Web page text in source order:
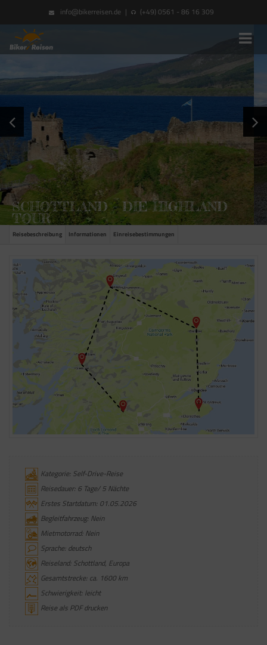
info@bikerreisen.de | (+49) 0561 - 86 16 309
SCHOTTLAND – DIE HIGHLAND
TOUR
Reisebeschreibung Informationen Einreisebestimmungen
Kategorie: Self-Drive-Reise
Reisedauer: 6 Tage/ 5 Nächte
Erstes Startdatum: 01.05.2026
Begleitfahrzeug: Nein
Mietmotorrad: Nein
Sprache: deutsch
Reiseland: Schottland, Europa
Gesamtstrecke: ca. 1600 km
Schwierigkeit: leicht
Reise als PDF drucken